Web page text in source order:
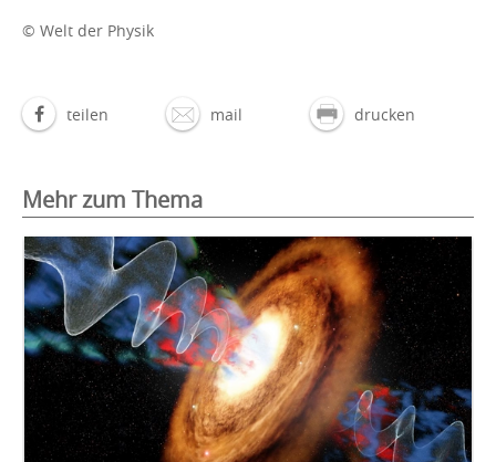
© Welt der Physik
teilen mail drucken
Mehr zum Thema